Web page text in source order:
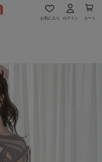
お気に入り ログイン カート